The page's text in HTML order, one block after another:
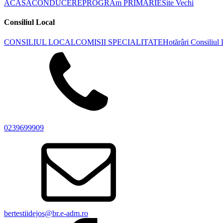
ACASACONDUCEREPROGRAm PRIMARIESite Vechi
Consiliul Local
CONSILIUL LOCALCOMISII SPECIALITATEHotărâri Consiliul
0239699909
bertestiidejos@br.e-adm.ro